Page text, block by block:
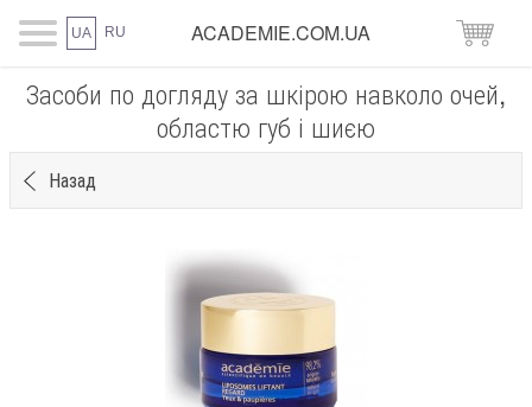
UA RU ACADEMIE.COM.UA
Засоби по догляду за шкірою навколо очей,
областю губ і шиєю
Назад